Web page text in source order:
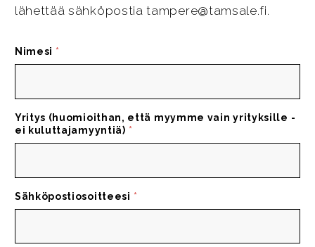
lähettää sähköpostia tampere@tamsale.fi.
Nimesi *
Yritys (huomioithan, että myymme vain yrityksille -
ei kuluttajamyyntiä) *
Sähköpostiosoitteesi *